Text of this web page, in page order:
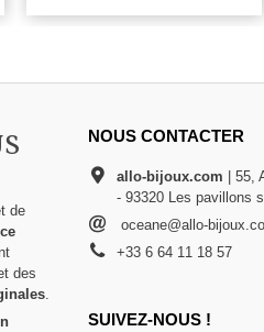
de
des
.
NOUS CONTACTER
allo-bijoux.com | 55,
- 93320 Les pavillons
oceane@allo-
+33 6 64 11 18 57
SUIVEZ-NOUS !